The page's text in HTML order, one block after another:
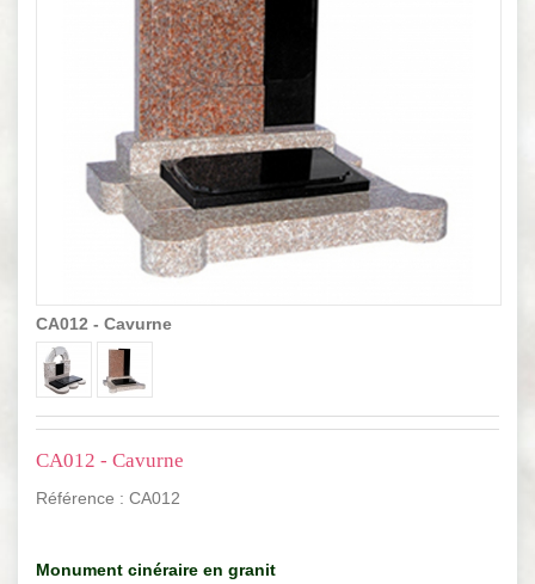
CA012 - Cavurne
CA012 - Cavurne
Référence : CA012
Monument cinéraire en granit